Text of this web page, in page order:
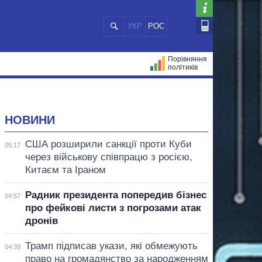
УКР РОС
Порівняння
політиків
НОВИНИ
05:17
США розширили санкції проти Куби
через військову співпрацю з росією,
Китаєм та Іраном
04:57
Радник президента попередив бізнес
про фейкові листи з погрозами атак
дронів
04:39
Трамп підписав укази, які обмежують
право на громадянство за народженням